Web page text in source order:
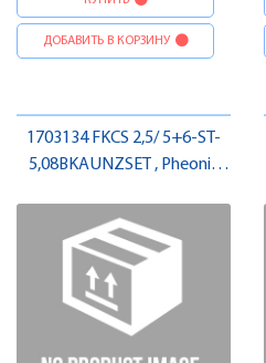
ДОБАВИТЬ В КОРЗИНУ
1703134 FKCS 2,5/ 5+6-ST-
5,08BKAUNZSET , Pheonix